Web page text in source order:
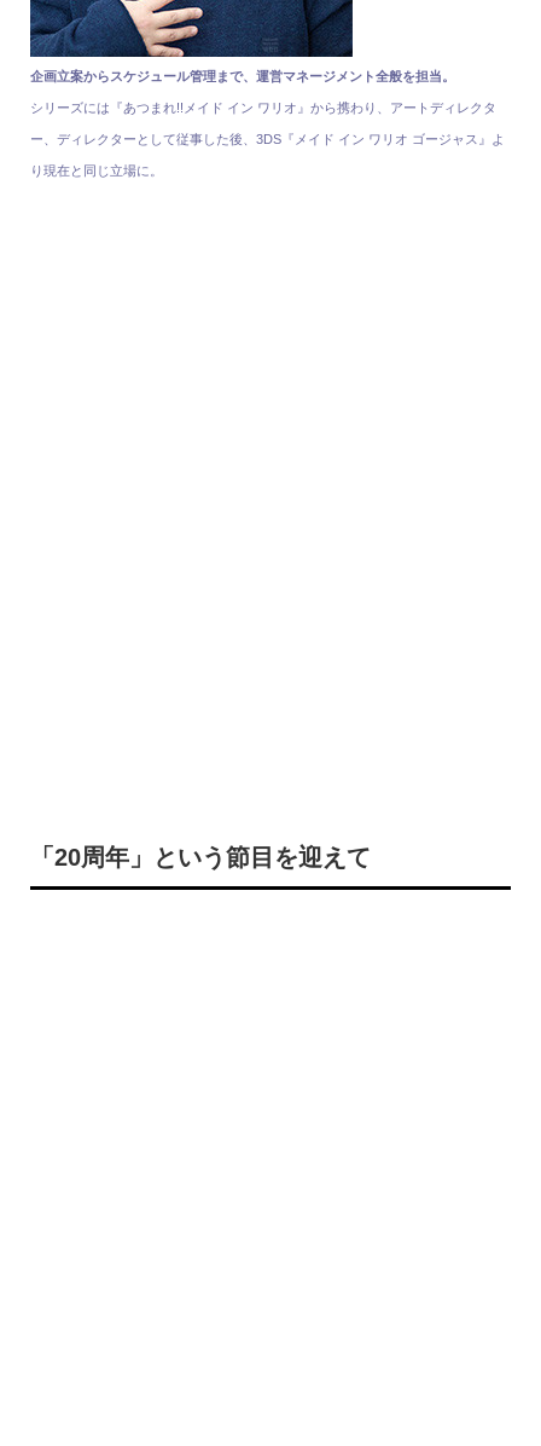
企画立案からスケジュール管理まで、運営マネージメント全般を担当。
シリーズには『あつまれ!!メイド イン ワリオ』から携わり、アートディレクタ
ー、ディレクターとして従事した後、3DS『メイド イン ワリオ ゴージャス』よ
り現在と同じ立場に。
「20周年」という節目を迎えて